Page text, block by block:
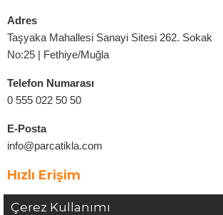
Adres
Taşyaka Mahallesi Sanayi Sitesi 262. Sokak
No:25 | Fethiye/Muğla
Telefon Numarası
0 555 022 50 50
E-Posta
info@parcatikla.com
Hızlı Erişim
Çerez Kullanımı